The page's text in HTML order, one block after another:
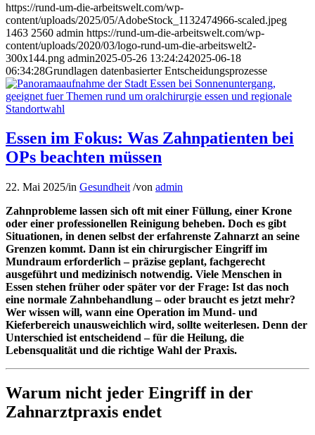
https://rund-um-die-arbeitswelt.com/wp-
content/uploads/2025/05/AdobeStock_1132474966-scaled.jpeg
1463 2560 admin https://rund-um-die-arbeitswelt.com/wp-
content/uploads/2020/03/logo-rund-um-die-arbeitswelt2-
300x144.png admin2025-05-26 13:24:242025-06-18
06:34:28Grundlagen datenbasierter Entscheidungsprozesse
Essen im Fokus: Was Zahnpatienten bei
OPs beachten müssen
22. Mai 2025/in Gesundheit /von admin
Zahnprobleme lassen sich oft mit einer Füllung, einer Krone
oder einer professionellen Reinigung beheben. Doch es gibt
Situationen, in denen selbst der erfahrenste Zahnarzt an seine
Grenzen kommt. Dann ist ein chirurgischer Eingriff im
Mundraum erforderlich – präzise geplant, fachgerecht
ausgeführt und medizinisch notwendig. Viele Menschen in
Essen stehen früher oder später vor der Frage: Ist das noch
eine normale Zahnbehandlung – oder braucht es jetzt mehr?
Wer wissen will, wann eine Operation im Mund- und
Kieferbereich unausweichlich wird, sollte weiterlesen. Denn der
Unterschied ist entscheidend – für die Heilung, die
Lebensqualität und die richtige Wahl der Praxis.
Warum nicht jeder Eingriff in der
Zahnarztpraxis endet